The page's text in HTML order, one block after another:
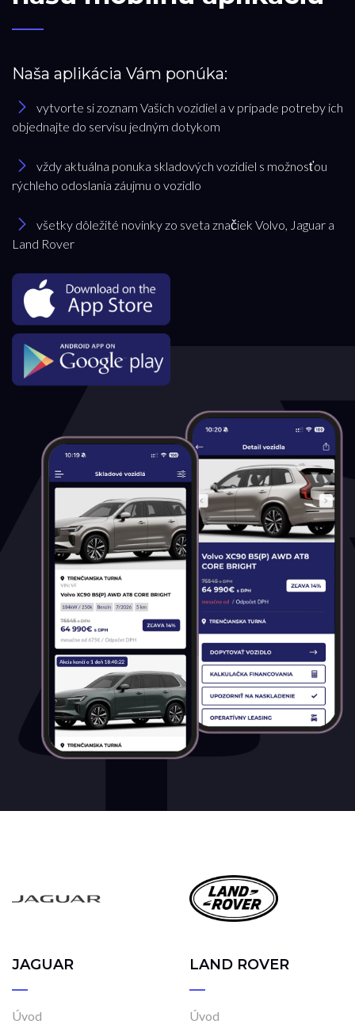
Naša aplikácia Vám ponúka:
vytvorte si zoznam Vašich vozidiel a v prípade potreby ich
objednajte do servisu jedným dotykom
vždy aktuálna ponuka skladových vozidiel s možnosťou
rýchleho odoslania záujmu o vozidlo
všetky dôležité novinky zo sveta značiek Volvo, Jaguar a
Land Rover
JAGUAR
Úvod
LAND ROVER
Úvod